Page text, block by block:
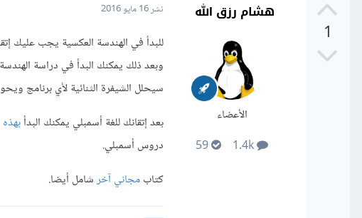
1
هشام رزق الله
الأعضاء
نشر16 مايو 2016
للبدأ في الهندسة العكسية يجب عليك
سيحلل الشيفرة الثنائية لأي برنامج
بعد إتقانك للغة أسمبلي يمكنك البدأ
دروس أسمبلي.
كتابمجاني آخرشامل أيضا.